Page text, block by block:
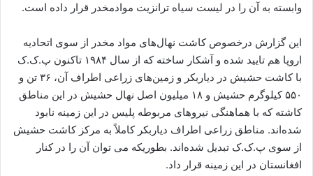
وابسته به آن را در لیست سیاه ترانزیت موادمخدر قرار داده است.
این گزارش درخصوص کاشت نهال‌های مواد مخدر از سوی اتحادیه
اروپا هم تایید شده و آشکار ساخته که از سال ۱۹۸۴ تاکنون پ.ک.ک
با کاشت حشیش در دیاربکر و زمین‌های زراعی اطراف آن، ۳۶ تن و
۵۵۰ کیلوگرم حشیش و ۱۸ میلیون اصل نهال حشیش در این مناطق
کاشته که با هماهنگی نیروهای مربوطه پلیس در این زمینه نابود
شده‌اند. مناطق زراعی اطراف دیاربکر کاملاً به مرکز کاشت حشیش
از سوی پ.ک.ک تبدیل شده‌اند. بطوریکه می توان آن را در کنار
افغانستان در این زمینه قرار داد.